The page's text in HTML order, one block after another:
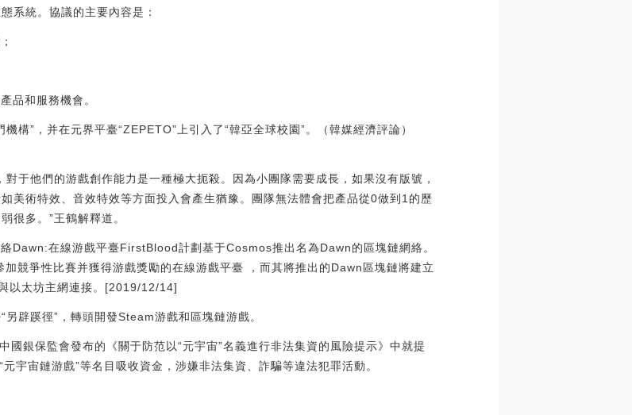
系統。協議的主要內容是：
品和服務機會。
構”，并在元界平臺“ZEPETO”上引入了“韓亞全球校園”。（韓媒經濟評論）
他們的游戲創作能力是一種極大扼殺。因為小團隊需要成長，如果沒有版號，
美術特效、音效特效等方面投入會產生猶豫。團隊無法體會把產品從0做到1的歷
很多。”王鶴解釋道。
Dawn:在線游戲平臺FirstBlood計劃基于Cosmos推出名為Dawn的區塊鏈網絡。
競爭性比賽并獲得游戲獎勵的在線游戲平臺 ，而其將推出的Dawn區塊鏈將建立
以太坊主網連接。[2019/12/14]
蹊徑”，轉頭開發Steam游戲和區塊鏈游戲。
銀保監會發布的《關于防范以“元宇宙”名義進行非法集資的風險提示》中就提
宇宙鏈游戲”等名目吸收資金，涉嫌非法集資、詐騙等違法犯罪活動。